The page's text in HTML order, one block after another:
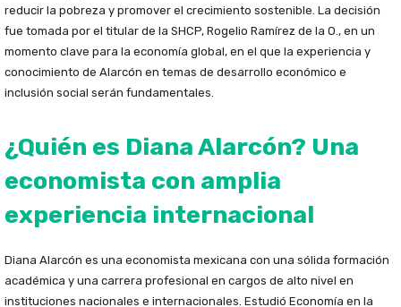
reducir la pobreza y promover el crecimiento sostenible. La decisión
fue tomada por el titular de la SHCP, Rogelio Ramírez de la O., en un
momento clave para la economía global, en el que la experiencia y
conocimiento de Alarcón en temas de desarrollo económico e
inclusión social serán fundamentales.
¿Quién es Diana Alarcón? Una
economista con amplia
experiencia internacional
Diana Alarcón es una economista mexicana con una sólida formación
académica y una carrera profesional en cargos de alto nivel en
instituciones nacionales e internacionales. Estudió Economía en la